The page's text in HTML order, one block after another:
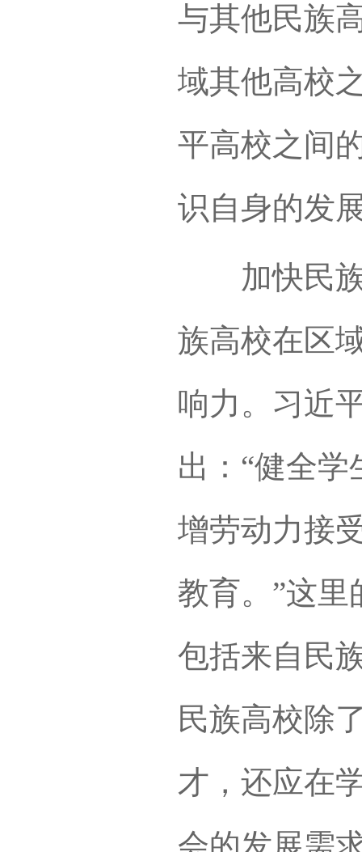
与其他民族
域其他高校
平高校之间
识自身的发
加快民族
族高校在区
响力。习近
出：“健全
增劳动力接
教育。”这里
包括来自民
民族高校除
才，还应在